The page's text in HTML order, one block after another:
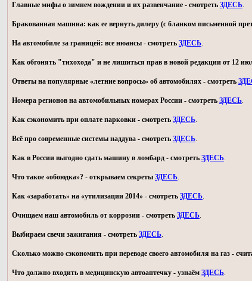
Главные мифы о зимнем вождении и их развенчание - смотреть ЗДЕСЬ.
Бракованная машина: как ее вернуть дилеру (с бланком письменной
На автомобиле за границей: все нюансы - смотреть ЗДЕСЬ.
Как обгонять "тихохода" и не лишиться прав в новой редакции от 12
Ответы на популярные «летние вопросы» об автомобилях - смотреть
Номера регионов на автомобильных номерах России - смотреть ЗДЕСЬ.
Как сэкономить при оплате парковки - смотреть ЗДЕСЬ.
Всё про современные системы наддува - смотреть ЗДЕСЬ.
Как в России выгодно сдать машину в ломбард - смотреть ЗДЕСЬ.
Что такое «обоюдка»? - открываем секреты ЗДЕСЬ.
Как «заработать» на «утилизации 2014» - смотреть ЗДЕСЬ.
Очищаем наш автомобиль от коррозии - смотреть ЗДЕСЬ.
Выбираем свечи зажигания - смотреть ЗДЕСЬ.
Сколько можно сэкономить при переводе своего автомобиля на газ -
Что должно входить в медицинскую автоаптечку - узнаём ЗДЕСЬ.